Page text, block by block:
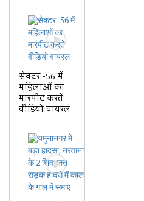
सेक्टर -56 में
महिलाओं का
मारपीट करते
वीडियो वायरल